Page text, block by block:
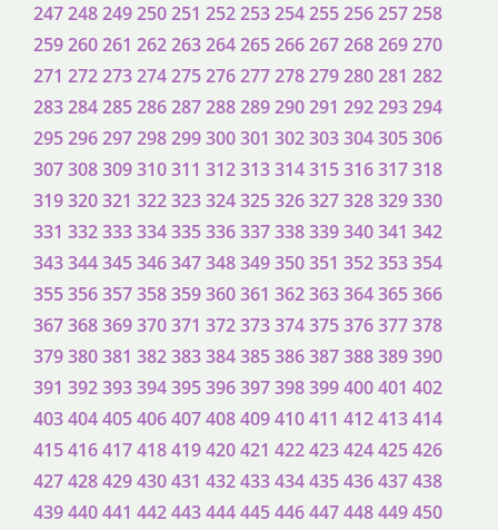
247248249250251 252253254255256257258
259260261 262263264265266267268269270
271 272273274275276277278279280281 282
283284285286287288289290291 292293294
295296297298299300301 302303304305306
307308309310311 312313314315316317318
319320321 322323324325326327328329330
331 332333334335336337338339340341 342
343344345346347348349350351 352353354
355356357358359360361 362363364365366
367368369370371 372373374375376377378
379380381 382383384385386387388389390
391 392393394395396397398399400401 402
403404405406407408409410411 412413414
415416417418419420421 422423424425426
427428429430431 432433434435436437438
439440441 442443444445446447448449450